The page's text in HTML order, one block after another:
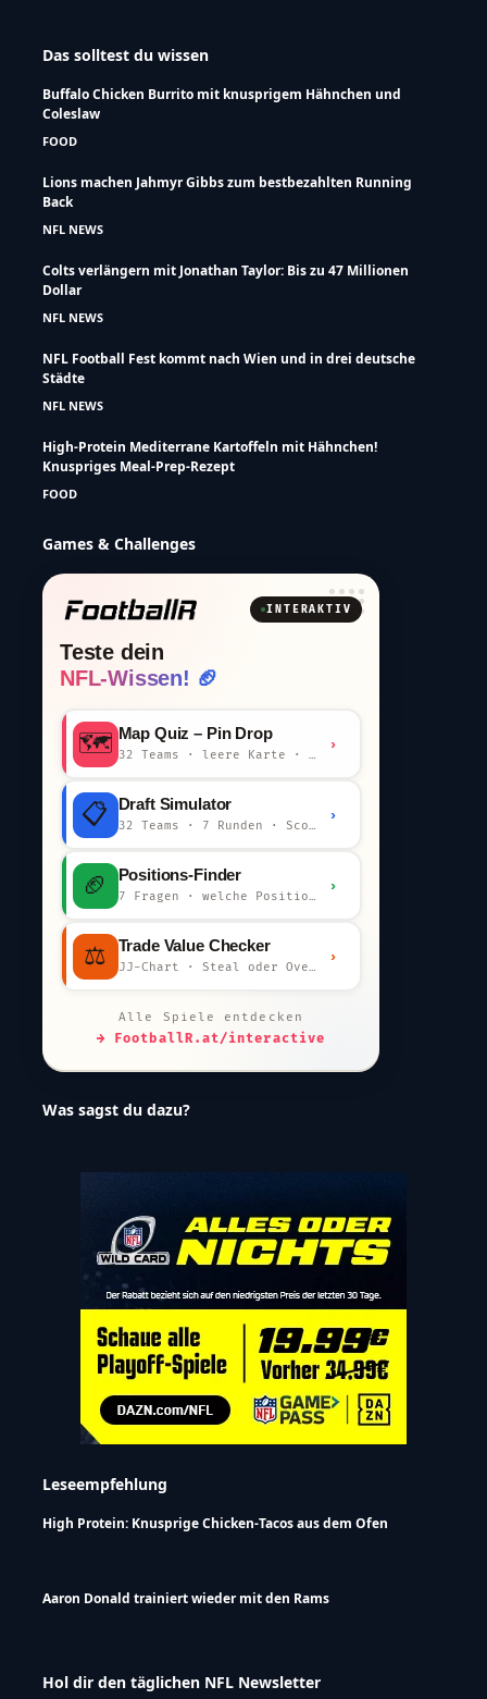
Das solltest du wissen
Buffalo Chicken Burrito mit knusprigem Hähnchen und
Coleslaw
FOOD
Lions machen Jahmyr Gibbs zum bestbezahlten Running
Back
NFL NEWS
Colts verlängern mit Jonathan Taylor: Bis zu 47 Millionen
Dollar
NFL NEWS
NFL Football Fest kommt nach Wien und in drei deutsche
Städte
NFL NEWS
High-Protein Mediterrane Kartoffeln mit Hähnchen!
Knuspriges Meal-Prep-Rezept
FOOD
Games & Challenges
INTERAKTIV
Teste dein
NFL-Wissen! 🏈
🗺️ Map Quiz – Pin Drop
32 Teams · leere Karte · km-Wertung
›
📋 Draft Simulator
32 Teams · 7 Runden · Scout-Kommentar
›
🏈 Positions-Finder
7 Fragen · welche Position bist du?
›
⚖️ Trade Value Checker
JJ-Chart · Steal oder Overpay?
›
Alle Spiele entdecken
→ FootballR.at/interactive
Was sagst du dazu?
Leseempfehlung
High Protein: Knusprige Chicken-Tacos aus dem Ofen
Aaron Donald trainiert wieder mit den Rams
Hol dir den täglichen NFL Newsletter